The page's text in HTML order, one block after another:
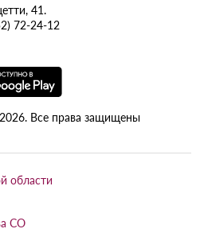
41.
72-24-12
Все права защищены
области
СО